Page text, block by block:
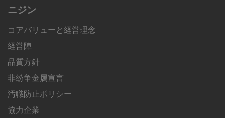
ニジン
コアバリューと経営理念
経営陣
品質方針
非紛争金属宣言
汚職防止ポリシー
協力企業